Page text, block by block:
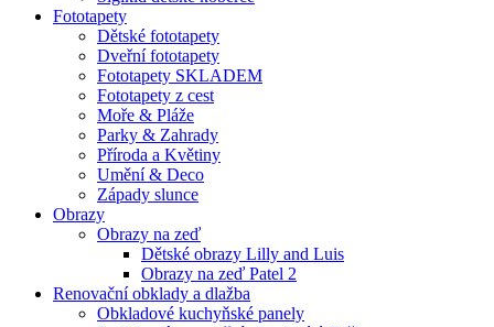
Fototapety
Dětské fototapety
Dveřní fototapety
Fototapety SKLADEM
Fototapety z cest
Moře & Pláže
Parky & Zahrady
Příroda a Květiny
Umění & Deco
Západy slunce
Obrazy
Obrazy na zeď
Dětské obrazy Lilly and Luis
Obrazy na zeď Patel 2
Renovační obklady a dlažba
Obkladové kuchyňské panely